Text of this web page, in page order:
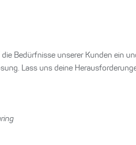
Bedürfnisse unserer Kunden ein
Lass uns deine